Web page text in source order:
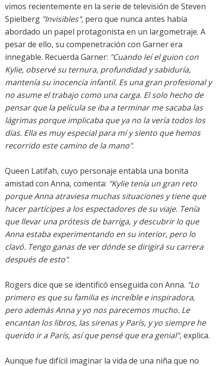
vimos recientemente en la serie de televisión de Steven
Spielberg "Invisibles", pero que nunca antes había
abordado un papel protagonista en un largometraje. A
pesar de ello, su compenetración con Garner era
innegable. Recuerda Garner: "Cuando leí el guion con
Kylie, observé su ternura, profundidad y sabiduría,
mantenía su inocencia infantil. Es una gran profesional y
no asume el trabajo como una carga. El solo hecho de
pensar que la película se iba a terminar me sacaba las
lágrimas porque implicaba que ya no la vería todos los
días. Ella es muy especial para mí y siento que hemos
recorrido este camino de la mano".
Queen Latifah, cuyo personaje entabla una bonita
amistad con Anna, comenta: "Kylie tenía un gran reto
porque Anna atraviesa muchas situaciones y tiene que
hacer partícipes a los espectadores de su viaje. Tenía
que llevar una prótesis de barriga, y descubrir lo que
Anna estaba experimentando en su interior, pero lo
clavó. Tengo ganas de ver dónde se dirigirá su carrera
después de esto".
Rogers dice que se identificó enseguida con Anna. "Lo
primero es que su familia es increíble e inspiradora,
pero además Anna y yo nos parecemos mucho. Le
encantan los libros, las sirenas y París, y yo siempre he
querido ir a París, así que pensé que era genial", explica.
Aunque fue difícil imaginar la vida de una niña que no